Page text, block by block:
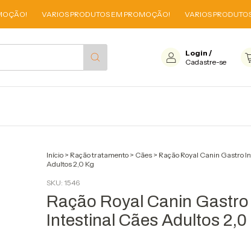
VARIOS PRODUTOS EM PROMOÇÃO! VARIOS PRODUTOS EM
Login /
Cadastre-se
Início > Ração tratamento > Cães > Ração Royal Canin Gastro
Adultos 2,0 Kg
SKU: 1546
Ração Royal Canin Gastro
Intestinal Cães Adultos 2,0